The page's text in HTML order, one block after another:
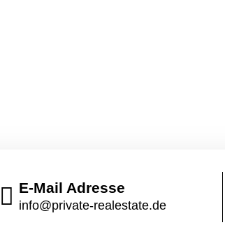
E-Mail Adresse
info@private-realestate.de